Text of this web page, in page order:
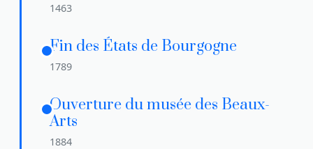
1463
Fin des États de Bourgogne
1789
Ouverture du musée des Beaux-
Arts
1884